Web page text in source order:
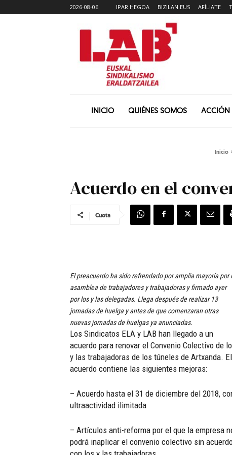
2026-08-06 IPAR HEGOA BIZILAN.EUS AFÍLIATE
INICIO QUIÉNES SOMOS ACCIÓN
Inicio
Acuerdo en el
Cuota
El preacuerdo ha sido refrendado por amplia mayoría por
asamblea de trabajadores y trabajadoras y firmado ayer
por los y las delegadas. Llega después de realizar 13
jornadas de huelga y antes de que comenzaran otras
nuevas jornadas de huelgas ya anunciadas.
Los Sindicatos ELA y LAB han llegado a un
acuerdo para renovar el Convenio Colectivo de
y las trabajadoras de los túneles de Artxanda. El
acuerdo contiene las siguientes mejoras:
– Acuerdo hasta el 31 de diciembre del 2018,
ultraactividad ilimitada
– Artículos anti-reforma por el que la empresa
podrá inaplicar el convenio colectivo sin